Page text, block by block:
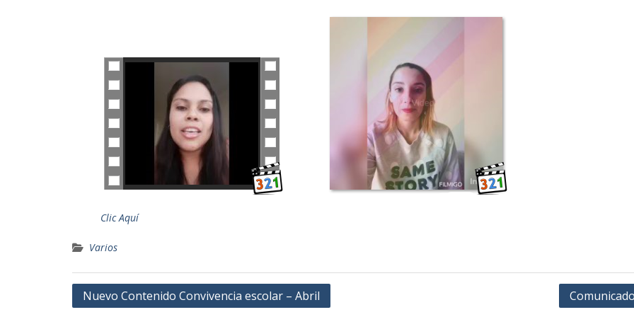
Clic Aquí
Varios
Navegación
Nuevo Contenido Convivencia escolar – Abril